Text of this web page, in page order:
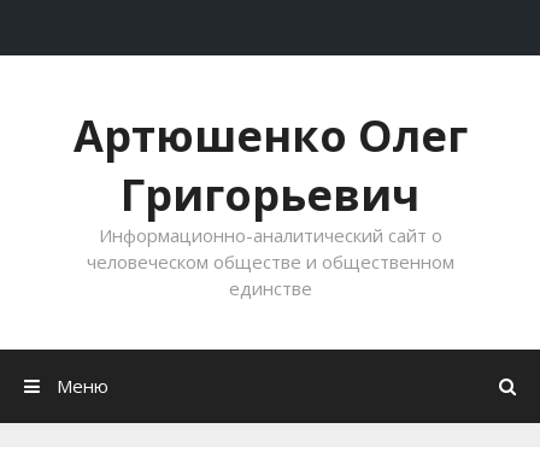
Артюшенко Олег
Григорьевич
Информационно-аналитический сайт о
человеческом обществе и общественном
единстве
Меню